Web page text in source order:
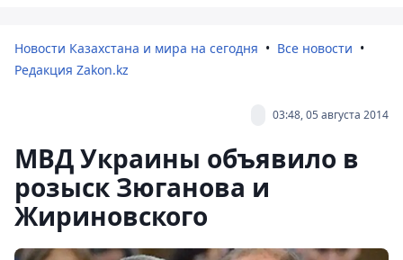
Новости Казахстана и мира на сегодня
Все новости
Редакция Zakon.kz
03:48, 05 августа 2014
МВД Украины объявило в
розыск Зюганова и
Жириновского